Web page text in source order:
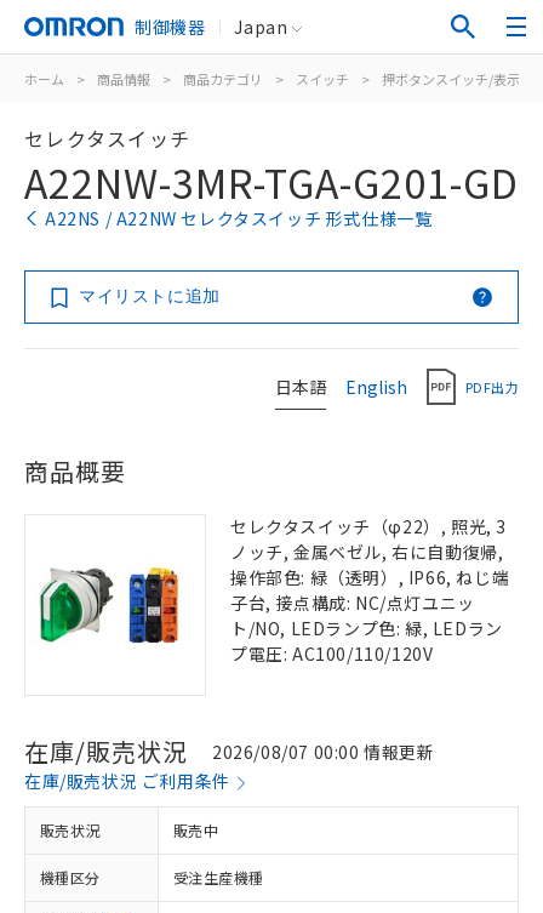
制御機器 Japan
ホーム > 商品情報 > 商品カテゴリ > スイッチ > 押ボタンスイッチ/表示灯
セレクタスイッチ
A22NW-3MR-TGA-G201-GD
A22NS / A22NW セレクタスイッチ 形式仕様一覧
マイリストに追加
日本語 English PDF出力
商品概要
セレクタスイッチ（φ22）, 照光, 3
ノッチ, 金属ベゼル, 右に自動復帰,
操作部色: 緑（透明）, IP66, ねじ端
子台, 接点構成: NC/点灯ユニッ
ト/NO, LEDランプ色: 緑, LEDラン
プ電圧: AC100/110/120V
在庫/販売状況
2026/08/07 00:00 情報更新
在庫/販売状況 ご利用条件
販売状況 販売中
機種区分 受注生産機種